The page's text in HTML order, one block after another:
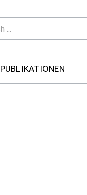
PUBLIKATIONEN